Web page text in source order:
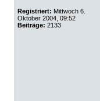
Registriert: Mittwoch 6.
Oktober 2004, 09:52
Beiträge: 2133